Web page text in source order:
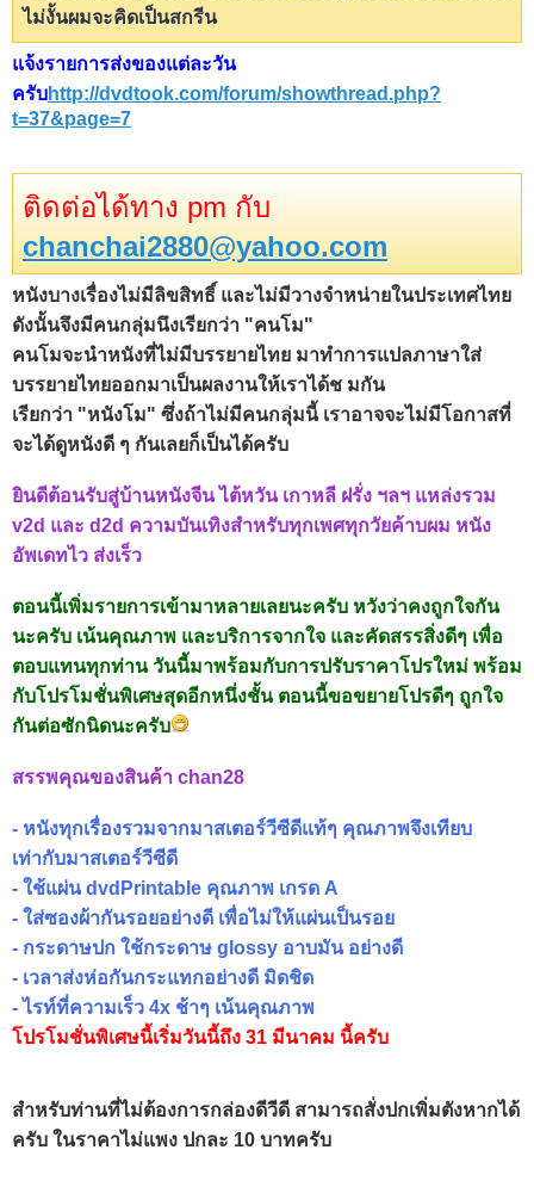
ไม่งั้นผมจะคิดเป็นสกรีน
แจ้งรายการส่งของแต่ละวัน
ครับhttp://dvdtook.com/forum/showthread.php?
t=37&page=7
ติดต่อได้ทาง pm กับ
chanchai2880@yahoo.com
หนังบางเรื่องไม่มีลิขสิทธิ์ และไม่มีวางจำหน่ายในประเทศไทย
ดังนั้นจึงมีคนกลุ่มนึงเรียกว่า "คนโม"
คนโมจะนำหนังที่ไม่มีบรรยายไทย มาทำการแปลภาษาใส่
บรรยายไทยออกมาเป็นผลงานให้เราได้ช มกัน
เรียกว่า "หนังโม" ซึ่งถ้าไม่มีคนกลุ่มนี้ เราอาจจะไม่มีโอกาสที่
จะได้ดูหนังดี ๆ กันเลยก็เป็นได้ครับ
ยินดีต้อนรับสู่บ้านหนังจีน ไต้หวัน เกาหลี ฝรั่ง ฯลฯ แหล่งรวม
v2d และ d2d ความบันเทิงสำหรับทุกเพศทุกวัยค้าบผม หนัง
อัพเดทไว ส่งเร็ว
ตอนนี้เพิ่มรายการเข้ามาหลายเลยนะครับ หวังว่าคงถูกใจกัน
นะครับ เน้นคุณภาพ และบริการจากใจ และคัดสรรสิ่งดีๆ เพื่อ
ตอบแทนทุกท่าน วันนี้มาพร้อมกับการปรับราคาโปรใหม่ พร้อม
กับโปรโมชั่นพิเศษสุดอีกหนึ่งชั้น ตอนนี้ขอขยายโปรดีๆ ถูกใจ
กันต่อซักนิดนะครับ
สรรพคุณของสินค้า chan28
- หนังทุกเรื่องรวมจากมาสเตอร์วีซีดีแท้ๆ คุณภาพจึงเทียบ
เท่ากับมาสเตอร์วีซีดี
- ใช้แผ่น dvdPrintable คุณภาพ เกรด A
- ใส่ซองผ้ากันรอยอย่างดี เพื่อไม่ให้แผ่นเป็นรอย
- กระดาษปก ใช้กระดาษ glossy อาบมัน อย่างดี
- เวลาส่งห่อกันกระแทกอย่างดี มิดชิด
- ไรท์ที่ความเร็ว 4x ช้าๆ เน้นคุณภาพ
โปรโมชั่นพิเศษนี้เริ่มวันนี้ถึง 31 มีนาคม นี้ครับ
สำหรับท่านที่ไม่ต้องการกล่องดีวีดี สามารถสั่งปกเพิ่มตังหากได้
ครับ ในราคาไม่แพง ปกละ 10 บาทครับ